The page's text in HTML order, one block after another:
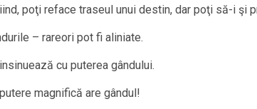
poţi reface traseul unui destin, dar poţi să-i şi
– rareori pot fi aliniate.
cu puterea gândului.
magnifică are gândul!